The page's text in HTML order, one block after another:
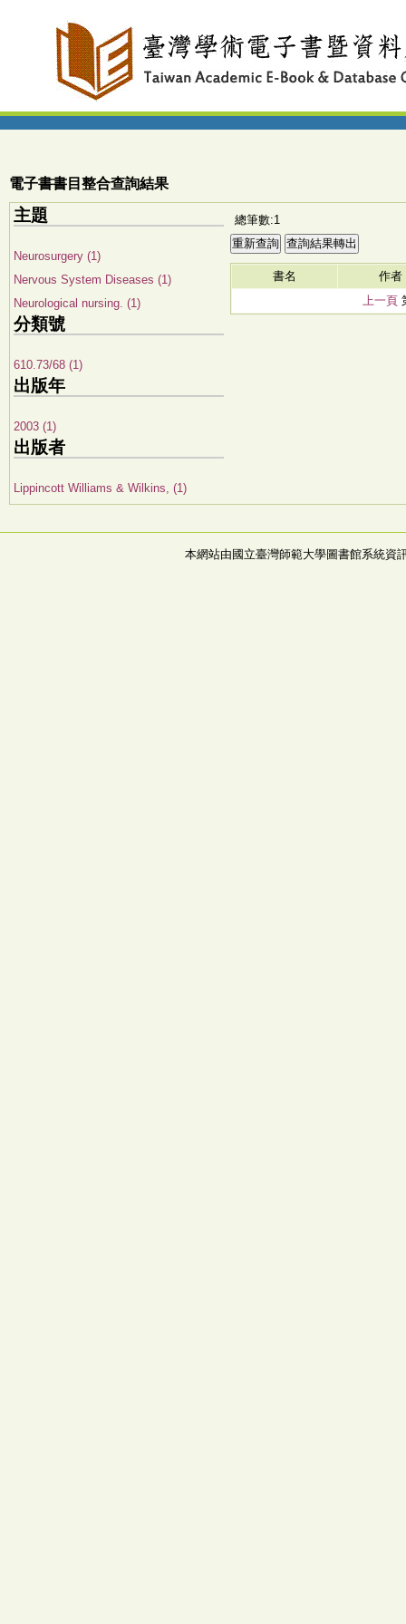
電子書書目整合查詢結果
主題
Neurosurgery (1)
Nervous System Diseases (1)
Neurological nursing. (1)
分類號
610.73/68 (1)
出版年
2003 (1)
出版者
Lippincott Williams & Wilkins, (1)
總筆數:1
書名
作者
上一頁
本網站由國立臺灣師範大學圖書館系統資